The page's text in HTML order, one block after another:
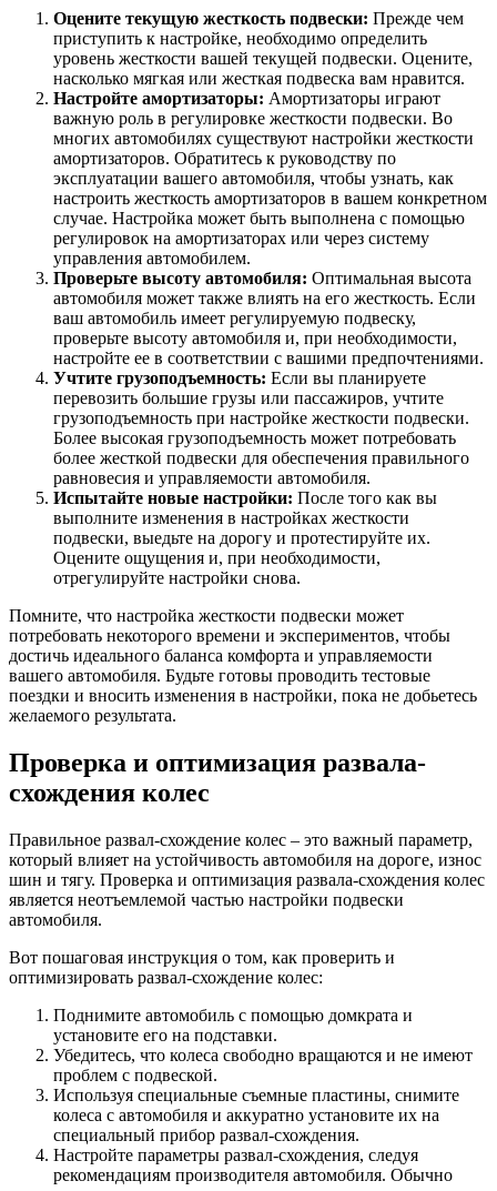
Оцените текущую жесткость подвески: Прежде чем
приступить к настройке, необходимо определить
уровень жесткости вашей текущей подвески. Оцените,
насколько мягкая или жесткая подвеска вам нравится.
Настройте амортизаторы: Амортизаторы играют
важную роль в регулировке жесткости подвески. Во
многих автомобилях существуют настройки жесткости
амортизаторов. Обратитесь к руководству по
эксплуатации вашего автомобиля, чтобы узнать, как
настроить жесткость амортизаторов в вашем конкретном
случае. Настройка может быть выполнена с помощью
регулировок на амортизаторах или через систему
управления автомобилем.
Проверьте высоту автомобиля: Оптимальная высота
автомобиля может также влиять на его жесткость. Если
ваш автомобиль имеет регулируемую подвеску,
проверьте высоту автомобиля и, при необходимости,
настройте ее в соответствии с вашими предпочтениями.
Учтите грузоподъемность: Если вы планируете
перевозить большие грузы или пассажиров, учтите
грузоподъемность при настройке жесткости подвески.
Более высокая грузоподъемность может потребовать
более жесткой подвески для обеспечения правильного
равновесия и управляемости автомобиля.
Испытайте новые настройки: После того как вы
выполните изменения в настройках жесткости
подвески, выедьте на дорогу и протестируйте их.
Оцените ощущения и, при необходимости,
отрегулируйте настройки снова.
Помните, что настройка жесткости подвески может
потребовать некоторого времени и экспериментов, чтобы
достичь идеального баланса комфорта и управляемости
вашего автомобиля. Будьте готовы проводить тестовые
поездки и вносить изменения в настройки, пока не добьетесь
желаемого результата.
Проверка и оптимизация развала-
схождения колес
Правильное развал-схождение колес – это важный параметр,
который влияет на устойчивость автомобиля на дороге, износ
шин и тягу. Проверка и оптимизация развала-схождения колес
является неотъемлемой частью настройки подвески
автомобиля.
Вот пошаговая инструкция о том, как проверить и
оптимизировать развал-схождение колес:
Поднимите автомобиль с помощью домкрата и
установите его на подставки.
Убедитесь, что колеса свободно вращаются и не имеют
проблем с подвеской.
Используя специальные съемные пластины, снимите
колеса с автомобиля и аккуратно установите их на
специальный прибор развал-схождения.
Настройте параметры развал-схождения, следуя
рекомендациям производителя автомобиля. Обычно